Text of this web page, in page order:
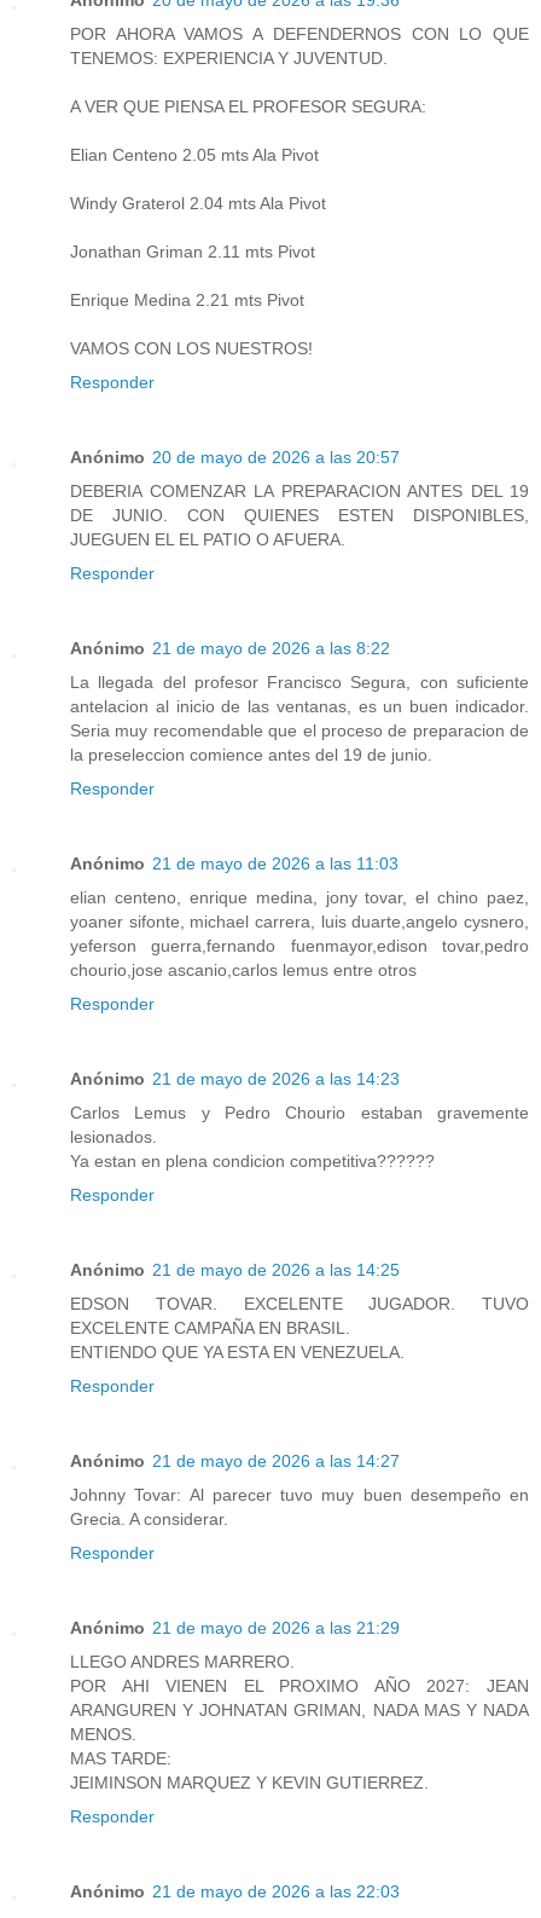
POR AHORA VAMOS A DEFENDERNOS CON LO QUE
TENEMOS: EXPERIENCIA Y JUVENTUD.
A VER QUE PIENSA EL PROFESOR SEGURA:
Elian Centeno 2.05 mts Ala Pivot
Windy Graterol 2.04 mts Ala Pivot
Jonathan Griman 2.11 mts Pivot
Enrique Medina 2.21 mts Pivot
VAMOS CON LOS NUESTROS!
Responder
Anónimo 20 de mayo de 2026 a las 20:57
DEBERIA COMENZAR LA PREPARACION ANTES DEL 19
DE JUNIO. CON QUIENES ESTEN DISPONIBLES,
JUEGUEN EL EL PATIO O AFUERA.
Responder
Anónimo 21 de mayo de 2026 a las 8:22
La llegada del profesor Francisco Segura, con suficiente
antelacion al inicio de las ventanas, es un buen indicador.
Seria muy recomendable que el proceso de preparacion de
la preseleccion comience antes del 19 de junio.
Responder
Anónimo 21 de mayo de 2026 a las 11:03
elian centeno, enrique medina, jony tovar, el chino paez,
yoaner sifonte, michael carrera, luis duarte,angelo cysnero,
yeferson guerra,fernando fuenmayor,edison tovar,pedro
chourio,jose ascanio,carlos lemus entre otros
Responder
Anónimo 21 de mayo de 2026 a las 14:23
Carlos Lemus y Pedro Chourio estaban gravemente
lesionados.
Ya estan en plena condicion competitiva??????
Responder
Anónimo 21 de mayo de 2026 a las 14:25
EDSON TOVAR. EXCELENTE JUGADOR. TUVO
EXCELENTE CAMPAÑA EN BRASIL.
ENTIENDO QUE YA ESTA EN VENEZUELA.
Responder
Anónimo 21 de mayo de 2026 a las 14:27
Johnny Tovar: Al parecer tuvo muy buen desempeño en
Grecia. A considerar.
Responder
Anónimo 21 de mayo de 2026 a las 21:29
LLEGO ANDRES MARRERO.
POR AHI VIENEN EL PROXIMO AÑO 2027: JEAN
ARANGUREN Y JOHNATAN GRIMAN, NADA MAS Y NADA
MENOS.
MAS TARDE:
JEIMINSON MARQUEZ Y KEVIN GUTIERREZ.
Responder
Anónimo 21 de mayo de 2026 a las 22:03